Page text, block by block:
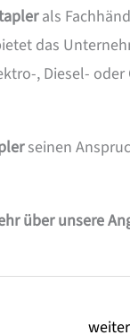
als
das
, Diesel-
seinen
über unsere
weiter